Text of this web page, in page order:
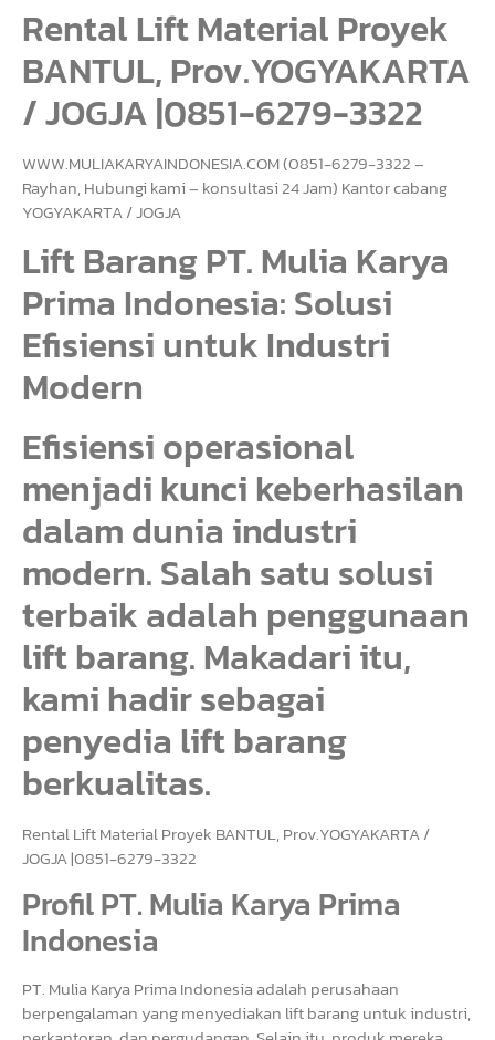
Rental Lift Material Proyek
BANTUL, Prov.YOGYAKARTA
/ JOGJA |0851-6279-3322
WWW.MULIAKARYAINDONESIA.COM (0851-6279-3322 –
Rayhan, Hubungi kami – konsultasi 24 Jam) Kantor cabang
YOGYAKARTA / JOGJA
Lift Barang PT. Mulia Karya
Prima Indonesia: Solusi
Efisiensi untuk Industri
Modern
Efisiensi operasional
menjadi kunci keberhasilan
dalam dunia industri
modern. Salah satu solusi
terbaik adalah penggunaan
lift barang. Makadari itu,
kami hadir sebagai
penyedia lift barang
berkualitas.
Rental Lift Material Proyek BANTUL, Prov.YOGYAKARTA /
JOGJA |0851-6279-3322
Profil PT. Mulia Karya Prima
Indonesia
PT. Mulia Karya Prima Indonesia adalah perusahaan
berpengalaman yang menyediakan lift barang untuk industri,